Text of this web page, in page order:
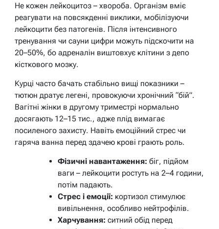
Не кожен лейкоцитоз – хвороба. Організм вміє
реагувати на повсякденні виклики, мобілізуючи
лейкоцити без патогенів. Після інтенсивного
тренування чи сауни цифри можуть підскочити на
20–50%, бо адреналін виштовхує клітини з депо
кісткового мозку.
Курці часто бачать стабільно вищі показники –
тютюн дратує легені, провокуючи хронічний “бій”.
Вагітні жінки в другому триместрі нормально
досягають 12–15 тис., адже плід вимагає
посиленого захисту. Навіть емоційний стрес чи
гаряча ванна перед здачею крові грають роль.
Фізичні навантаження: біг, підйом
ваги – лейкоцити ростуть на 2–4 години,
потім падають.
Стрес і емоції: кортизол стимулює
вивільнення, особливо нейтрофілів.
Харчування: ситний обід перед